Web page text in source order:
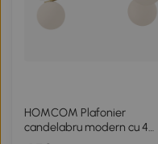
HOMCOM Plafonier
candelabru modern cu 4